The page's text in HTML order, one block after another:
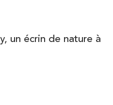
un écrin de nature à